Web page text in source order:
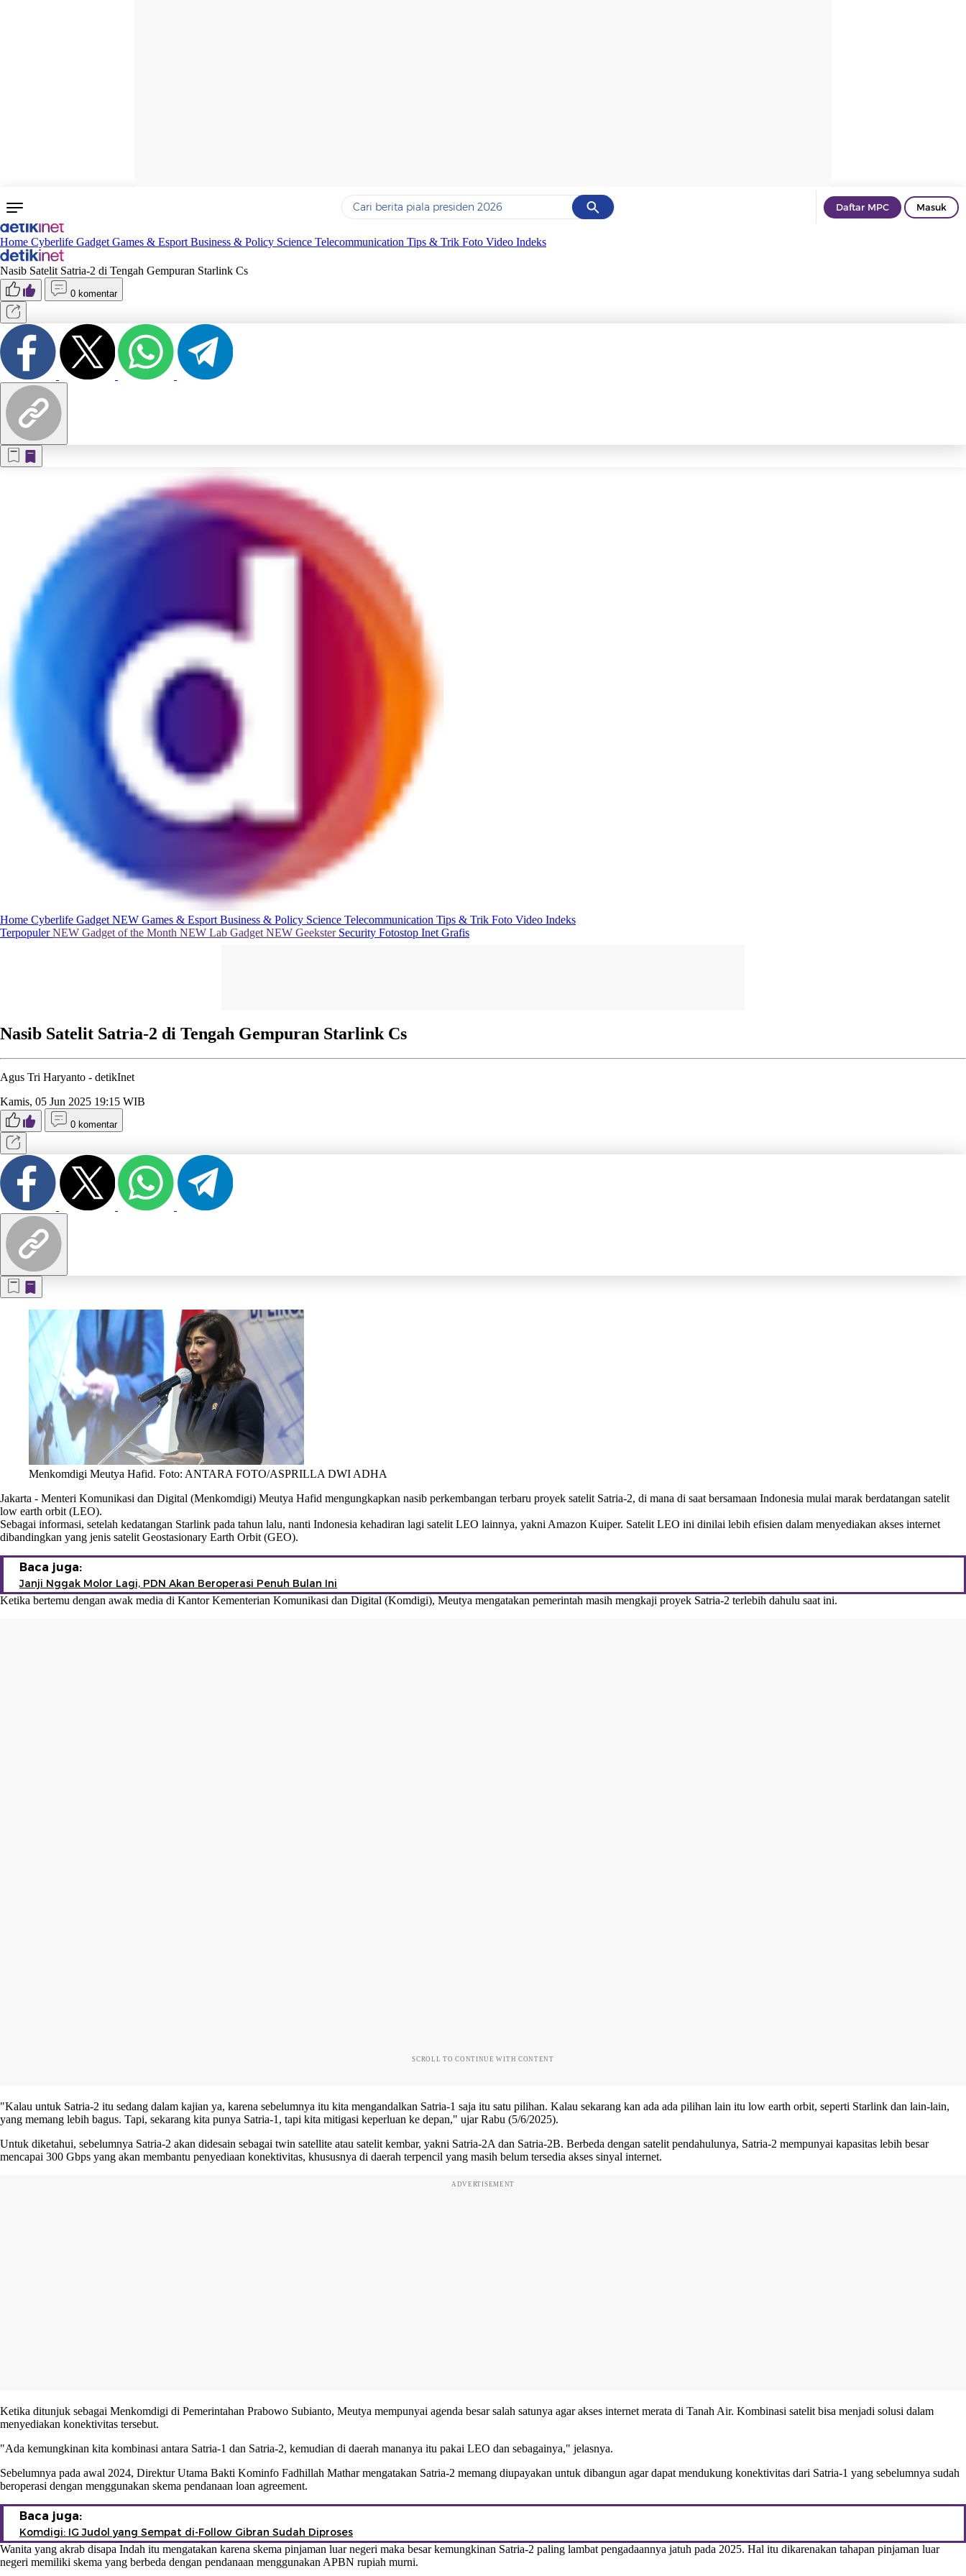
Cancel
Yang sedang ramai dicari
Terakhir yang dicari
Daftar MPC Masuk
Home Cyberlife Gadget Games & Esport Business & Policy Science Telecommunication Tips & Trik Foto Video Indeks
Nasib Satelit Satria-2 di Tengah Gempuran Starlink Cs
0 komentar
Home Cyberlife Gadget NEW Games & Esport Business & Policy Science Telecommunication Tips & Trik Foto Video Indeks
TerpopulerNEW Gadget of the Month NEW Lab Gadget NEW Geekster Security Fotostop Inet Grafis
Nasib Satelit Satria-2 di Tengah Gempuran Starlink Cs
Agus Tri Haryanto - detikInet
Kamis, 05 Jun 2025 19:15 WIB
0 komentar
Menkomdigi Meutya Hafid. Foto: ANTARA FOTO/ASPRILLA DWI ADHA
Jakarta - Menteri Komunikasi dan Digital (Menkomdigi) Meutya Hafid mengungkapkan nasib perkembangan terbaru proyek satelit Satria-2, di mana di saat bersamaan Indonesia mulai marak berdatangan satelit
low earth orbit (LEO).
Sebagai informasi, setelah kedatangan Starlink pada tahun lalu, nanti Indonesia kehadiran lagi satelit LEO lainnya, yakni Amazon Kuiper. Satelit LEO ini dinilai lebih efisien dalam menyediakan akses internet
dibandingkan yang jenis satelit Geostasionary Earth Orbit (GEO).
Baca juga:
Janji Nggak Molor Lagi, PDN Akan Beroperasi Penuh Bulan Ini
Ketika bertemu dengan awak media di Kantor Kementerian Komunikasi dan Digital (Komdigi), Meutya mengatakan pemerintah masih mengkaji proyek Satria-2 terlebih dahulu saat ini.
SCROLL TO CONTINUE WITH CONTENT
"Kalau untuk Satria-2 itu sedang dalam kajian ya, karena sebelumnya itu kita mengandalkan Satria-1 saja itu satu pilihan. Kalau sekarang kan ada ada pilihan lain itu low earth orbit, seperti Starlink dan lain-lain,
yang memang lebih bagus. Tapi, sekarang kita punya Satria-1, tapi kita mitigasi keperluan ke depan," ujar Rabu (5/6/2025).
Untuk diketahui, sebelumnya Satria-2 akan didesain sebagai twin satellite atau satelit kembar, yakni Satria-2A dan Satria-2B. Berbeda dengan satelit pendahulunya, Satria-2 mempunyai kapasitas lebih besar
mencapai 300 Gbps yang akan membantu penyediaan konektivitas, khususnya di daerah terpencil yang masih belum tersedia akses sinyal internet.
ADVERTISEMENT
Ketika ditunjuk sebagai Menkomdigi di Pemerintahan Prabowo Subianto, Meutya mempunyai agenda besar salah satunya agar akses internet merata di Tanah Air. Kombinasi satelit bisa menjadi solusi dalam
menyediakan konektivitas tersebut.
"Ada kemungkinan kita kombinasi antara Satria-1 dan Satria-2, kemudian di daerah mananya itu pakai LEO dan sebagainya," jelasnya.
Sebelumnya pada awal 2024, Direktur Utama Bakti Kominfo Fadhillah Mathar mengatakan Satria-2 memang diupayakan untuk dibangun agar dapat mendukung konektivitas dari Satria-1 yang sebelumnya sudah
beroperasi dengan menggunakan skema pendanaan loan agreement.
Baca juga:
Komdigi: IG Judol yang Sempat di-Follow Gibran Sudah Diproses
Wanita yang akrab disapa Indah itu mengatakan karena skema pinjaman luar negeri maka besar kemungkinan Satria-2 paling lambat pengadaannya jatuh pada 2025. Hal itu dikarenakan tahapan pinjaman luar
negeri memiliki skema yang berbeda dengan pendanaan menggunakan APBN rupiah murni.